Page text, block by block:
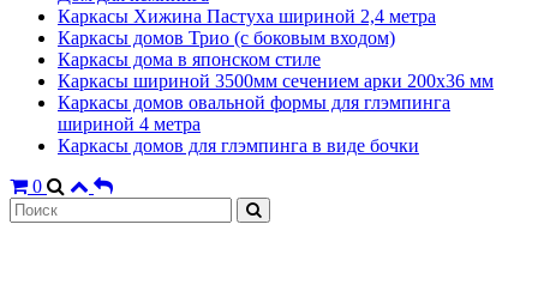
Каркасы Хижина Пастуха шириной 2,4 метра
Каркасы домов Трио (с боковым входом)
Каркасы дома в японском стиле
Каркасы шириной 3500мм сечением арки 200х36 мм
Каркасы домов овальной формы для глэмпинга
шириной 4 метра
Каркасы домов для глэмпинга в виде бочки
0